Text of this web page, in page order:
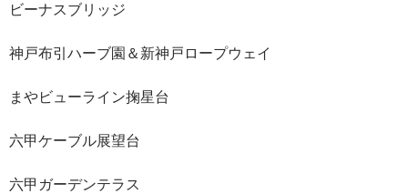
ビーナスブリッジ
神戸布引ハーブ園＆新神戸ロープウェイ
まやビューライン掬星台
六甲ケーブル展望台
六甲ガーデンテラス